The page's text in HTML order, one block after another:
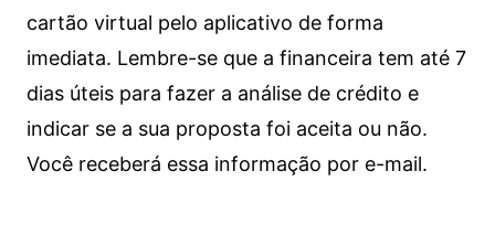
cartão virtual pelo aplicativo de forma
imediata. Lembre-se que a financeira tem até 7
dias úteis para fazer a análise de crédito e
indicar se a sua proposta foi aceita ou não.
Você receberá essa informação por e-mail.